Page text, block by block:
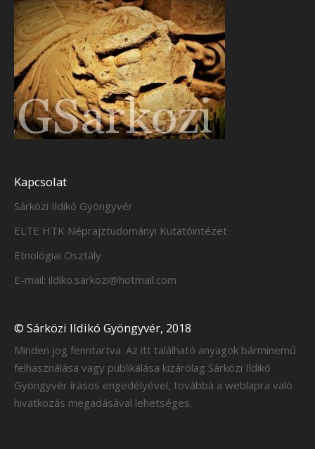
Kapcsolat
Sárközi Ildikó Gyöngyvér
ELTE HTK Néprajztudományi Kutatóintézet
Etnológiai Osztály
E-mail: ildiko.sarkozi@hotmail.com
© Sárközi Ildikó Gyöngyvér, 2018
Minden jog fenntartva. Az itt található anyagok bárminemű
felhasználása vagy publikálása kizárólag Sárközi Ildikó
Gyöngyvér írásos engedélyével, továbbá a weblapra való
hivatkozás megadásával lehetséges.